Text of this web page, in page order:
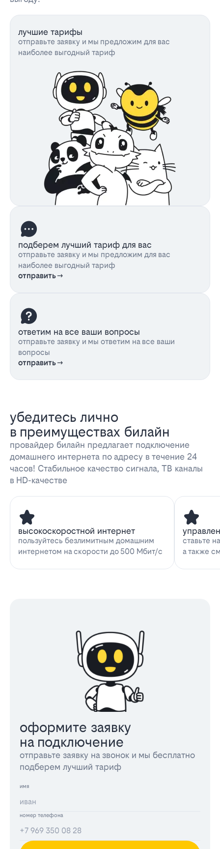
лучшие тарифы
отправьте заявку и мы предложим для вас
наиболее выгодный тариф
подберем лучший тариф для вас
отправьте заявку и мы предложим для вас
наиболее выгодный тариф
отправить
ответим на все ваши вопросы
отправьте заявку и мы ответим на все ваши
вопросы
отправить
убедитесь лично
в преимуществах билайн
провайдер билайн предлагает подключение
домашнего интернета по адресу в течение 24
часов! Стабильное качество сигнала, ТВ каналы
в HD-качестве
высокоскоростной интернет
пользуйтесь безлимитным домашним
интернетом на скорости до 500 Мбит/с
ставьте
а также
оформите заявку
на подключение
отправьте заявку на звонок и мы бесплатно
подберем лучший тариф
имя
номер телефона